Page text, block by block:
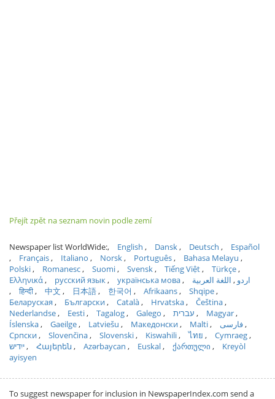
Přejít zpět na seznam novin podle zemí
Newspaper list WorldWide: English Dansk Deutsch
Español
Français
Italiano Norsk Português
Bahasa Melayu
Polski
Romanesc Suomi Svensk Tiếng Việt
Türkçe
Ελληνικά
русский язык українська мова اردو
اللغة العربية
हिन्दी
中文 日本語 한국어 Afrikaans
Shqipe
Беларуская
Български Català Hrvatska
Čeština
Nederlandse
Eesti Tagalog Galego עברית
Magyar
Íslenska
Gaeilge Latviešu Македонски Malti
فارسی
Српски
Slovenčina Slovenski Kiswahili ไทย
Cymraeg
ייִדיש
Հայերեն Azərbaycan Euskal ქართული
Kreyòl
ayisyen
To suggest newspaper for inclusion in NewspaperIndex.com send a